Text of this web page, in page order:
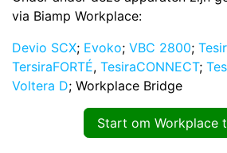
via Biamp Workplace:
Devio SCX; Evoko; VBC 2800;
TersiraFORTÉ, TesiraCONNECT;
Voltera D; Workplace Bridge
Start om Workplace